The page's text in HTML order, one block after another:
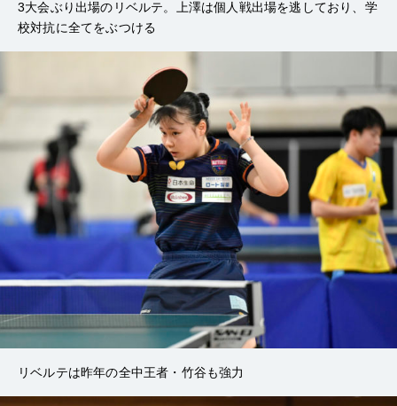
3大会ぶり出場のリベルテ。上澤は個人戦出場を逃しており、学
校対抗に全てをぶつける
リベルテは昨年の全中王者・竹谷も強力